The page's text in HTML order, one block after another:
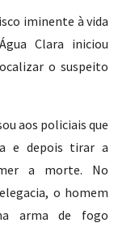
iminente à vida
Clara iniciou
o suspeito
aos policiais que
e depois tirar a
a morte. No
o homem
arma de fogo